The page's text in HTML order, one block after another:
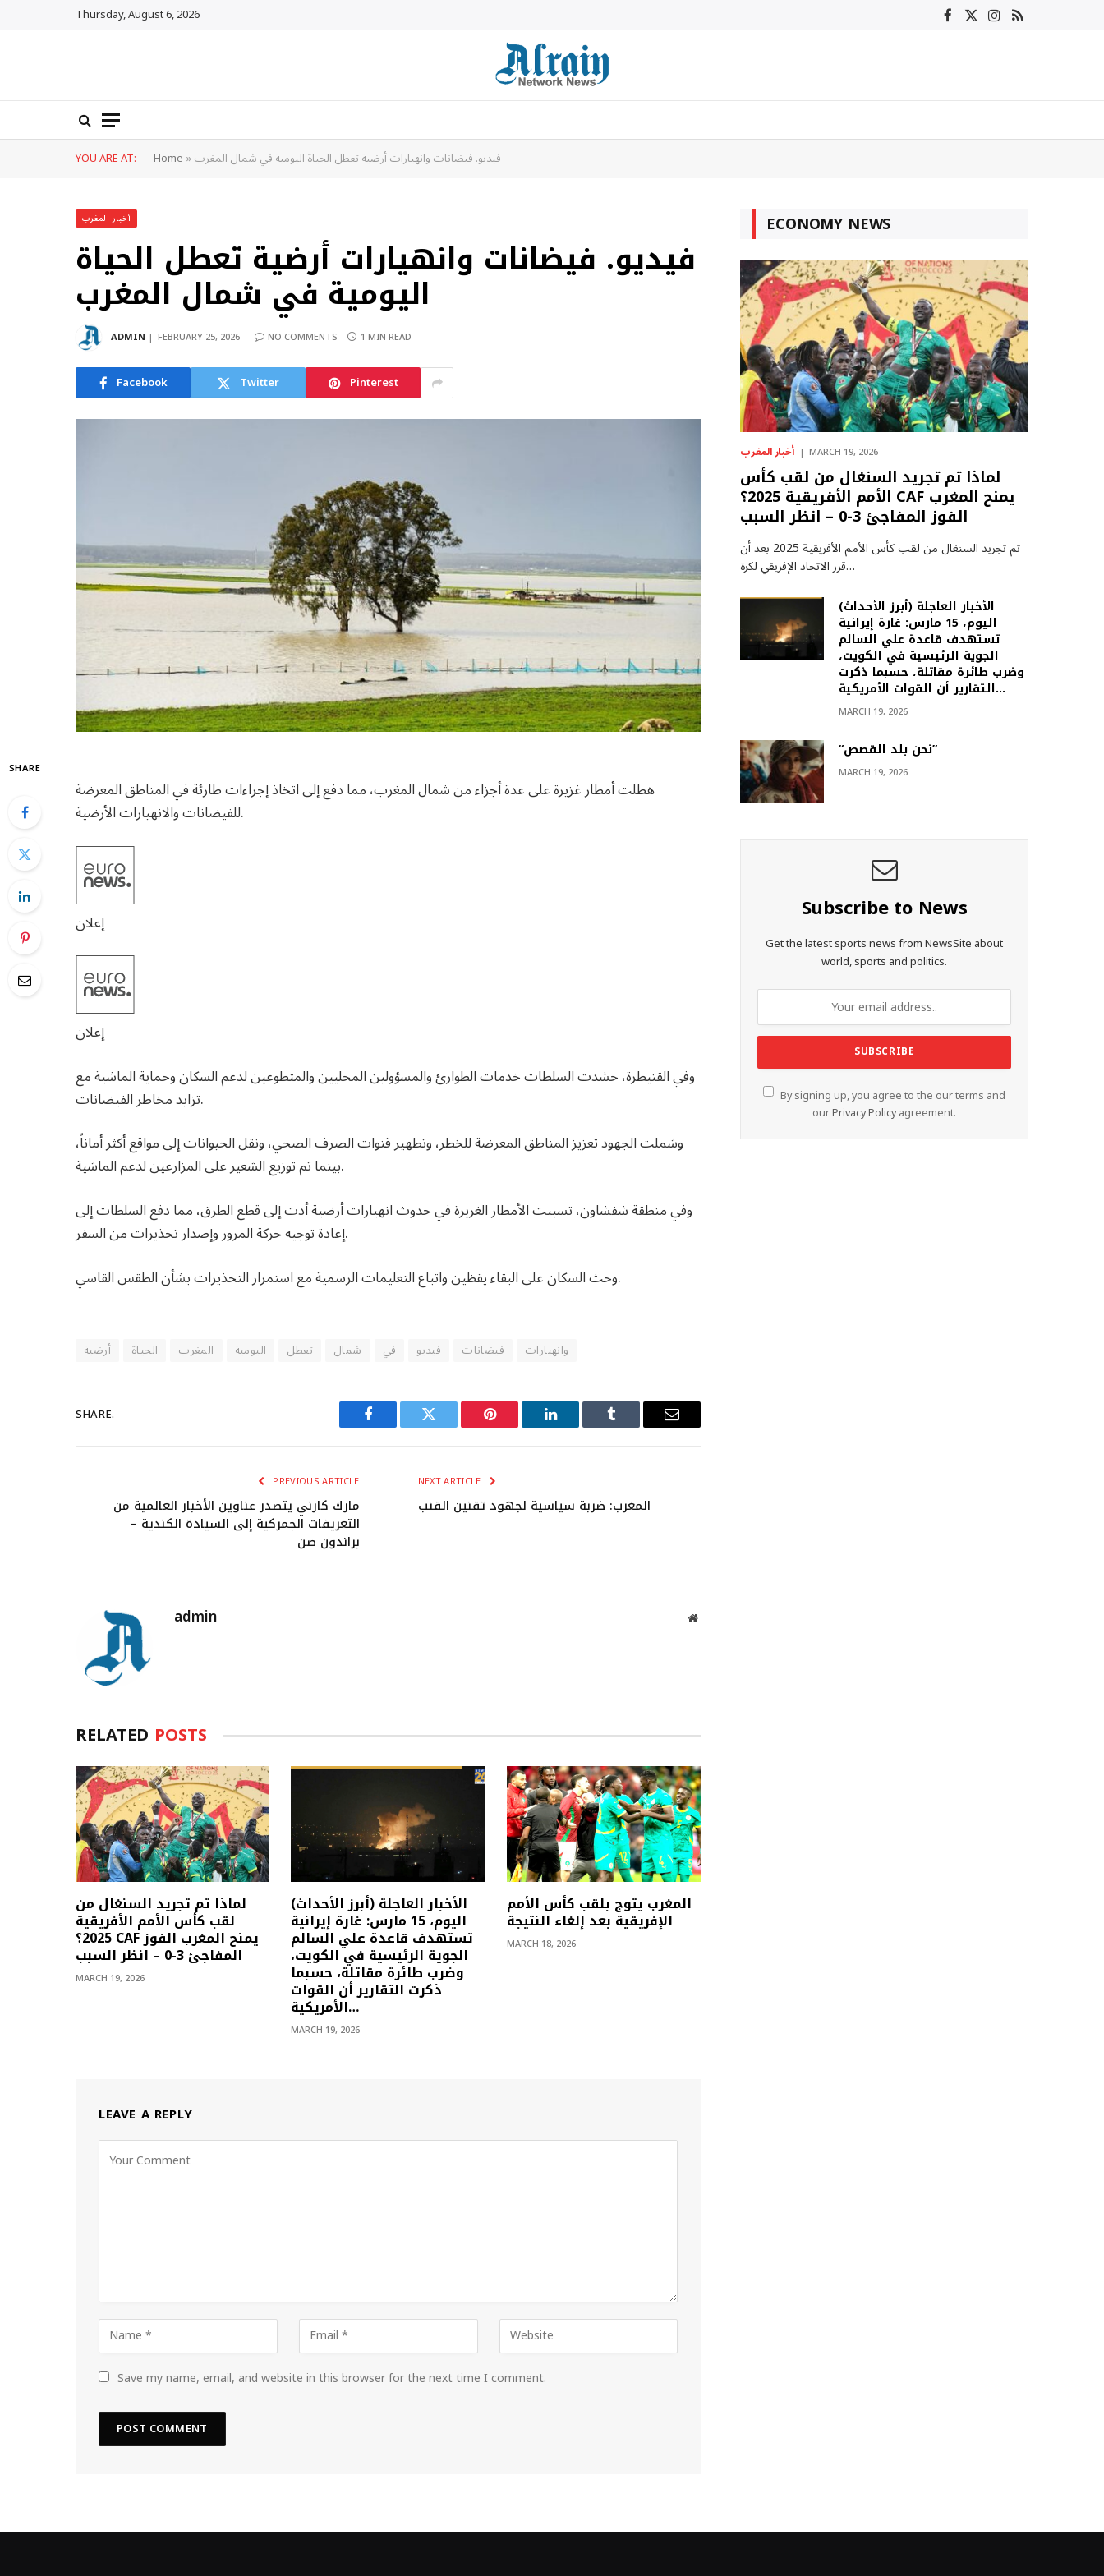
Thursday, August 6, 2026 Facebook
X Instagram
RSS
YOU ARE AT: Home»فيديو. فيضانات وانهيارات أرضية تعطل الحياة اليومية في شمال المغرب
أخبار المغرب
فيديو. فيضانات وانهيارات أرضية تعطل الحياة
اليومية في شمال المغرب
ADMIN FEBRUARY 25, 2026 NO COMMENTS 1 MIN READ
Facebook Twitter Pinterest
SHARE
هطلت أمطار غزيرة على عدة أجزاء من شمال المغرب، مما دفع إلى اتخاذ إجراءات طارئة في المناطق المعرضة
للفيضانات والانهيارات الأرضية.
إعلان
إعلان
وفي القنيطرة، حشدت السلطات خدمات الطوارئ والمسؤولين المحليين والمتطوعين لدعم السكان وحماية الماشية مع
تزايد مخاطر الفيضانات.
وشملت الجهود تعزيز المناطق المعرضة للخطر، وتطهير قنوات الصرف الصحي، ونقل الحيوانات إلى مواقع أكثر أماناً،
بينما تم توزيع الشعير على المزارعين لدعم الماشية.
وفي منطقة شفشاون، تسببت الأمطار الغزيرة في حدوث انهيارات أرضية أدت إلى قطع الطرق، مما دفع السلطات إلى
إعادة توجيه حركة المرور وإصدار تحذيرات من السفر.
وحث السكان على البقاء يقظين واتباع التعليمات الرسمية مع استمرار التحذيرات بشأن الطقس القاسي.
أرضية الحياة المغرب اليومية تعطل شمال في فيديو فيضانات وانهيارات
SHARE.
Facebook Twitter Pinterest LinkedIn Tumblr Email
PREVIOUS ARTICLE
مارك كارني يتصدر عناوين الأخبار العالمية من
التعريفات الجمركية إلى السيادة الكندية –
براندون صن
NEXT ARTICLE
المغرب: ضربة سياسية لجهود تقنين القنب
admin Website
RELATED POSTS
لماذا تم تجريد السنغال من
لقب كأس الأمم الأفريقية
2025؟ CAF يمنح المغرب الفوز
المفاجئ 3-0 – انظر السبب
MARCH 19, 2026
(أبرز الأحداث) الأخبار العاجلة
اليوم، 15 مارس: غارة إيرانية
تستهدف قاعدة علي السالم
الجوية الرئيسية في الكويت،
وضرب طائرة مقاتلة، حسبما
ذكرت التقارير أن القوات
الأمريكية…
MARCH 19, 2026
المغرب يتوج بلقب كأس الأمم
الإفريقية بعد إلغاء النتيجة
MARCH 18, 2026
LEAVE A REPLY
Save my name, email, and website in this browser for the next time I comment.
ECONOMY NEWS
أخبار المغرب MARCH 19, 2026
لماذا تم تجريد السنغال من لقب كأس
الأمم الأفريقية 2025؟ CAF يمنح المغرب
الفوز المفاجئ 3-0 – انظر السبب
تم تجريد السنغال من لقب كأس الأمم الأفريقية 2025 بعد أن
قرر الاتحاد الإفريقي لكرة…
(أبرز الأحداث) الأخبار العاجلة
اليوم، 15 مارس: غارة إيرانية
تستهدف قاعدة علي السالم
الجوية الرئيسية في الكويت،
وضرب طائرة مقاتلة، حسبما ذكرت
التقارير أن القوات الأمريكية…
MARCH 19, 2026
“نحن بلد القصص”
MARCH 19, 2026
Subscribe to News
Get the latest sports news from NewsSite about
world, sports and politics.
By signing up, you agree to the our terms and
ourPrivacy Policyagreement.